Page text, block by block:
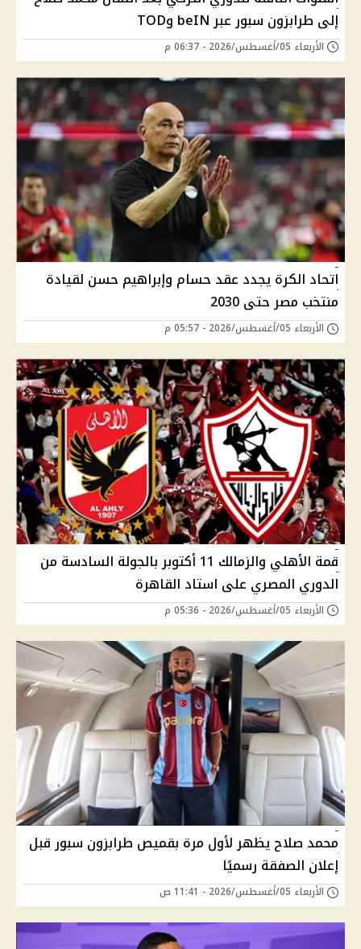
إلى طرابزون سبور عبر beIN وTOD
الأربعاء 05/أغسطس/2026 - 06:37 م
اتحاد الكرة يجدد عقد حسام وإبراهيم حسن لقيادة
منتخب مصر حتى 2030
الأربعاء 05/أغسطس/2026 - 05:57 م
قمة الأهلي والزمالك 11 أكتوبر بالجولة السادسة من
الدوري المصري على استاد القاهرة
الأربعاء 05/أغسطس/2026 - 05:36 م
محمد صلاح يظهر لأول مرة بقميص طرابزون سبور قبل
إعلان الصفقة رسميًا
الأربعاء 05/أغسطس/2026 - 11:41 ص